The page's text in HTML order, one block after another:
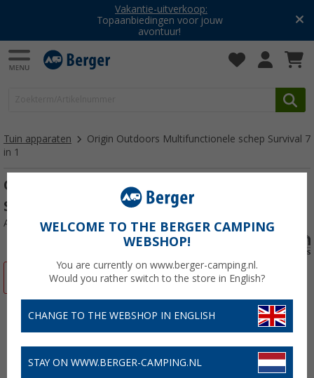
Vakantie-uitverkoop:
Topaanbiedingen voor jouw
avontuur!
Tuin apparaten
Origin Outdoors Multifunctionele schep Survival 7
in 1
Origin Outdoors Multifunctionele schep
Survival 7 in 1
Artikelnr: 896695
-19%
WELCOME TO THE BERGER CAMPING
WEBSHOP!
You are currently on www.berger-camping.nl.
Would you rather switch to the store in English?
CHANGE TO THE WEBSHOP IN ENGLISH
STAY ON WWW.BERGER-CAMPING.NL